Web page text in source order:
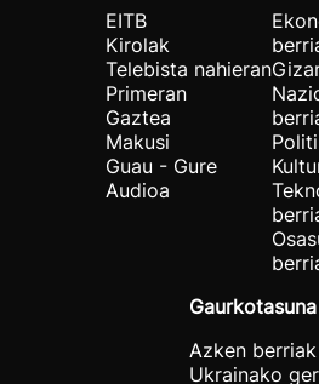
EITB
Kirolak
Telebista nahieran
Primeran
Gaztea
Makusi
Guau - Gure
Audioa
Gaurkotasuna
Azken berriak
Ukrainako